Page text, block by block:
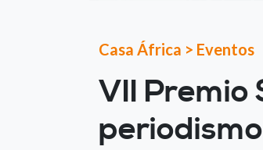
Casa África > Eventos
VII Premio